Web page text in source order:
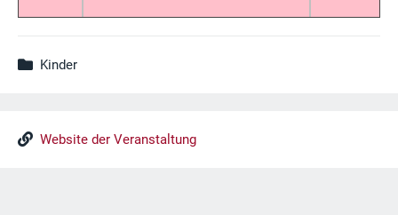
Kinder
Website der Veranstaltung